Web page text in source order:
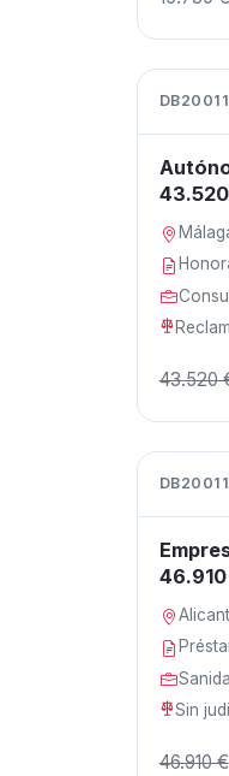
43.520
Sin
46.910 €